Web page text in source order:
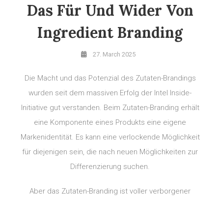
Das Für Und Wider Von
Ingredient Branding
27. March 2025
Die Macht und das Potenzial des Zutaten-Brandings
wurden seit dem massiven Erfolg der Intel Inside-
Initiative gut verstanden. Beim Zutaten-Branding erhält
eine Komponente eines Produkts eine eigene
Markenidentität. Es kann eine verlockende Möglichkeit
für diejenigen sein, die nach neuen Möglichkeiten zur
Differenzierung suchen.
Aber das Zutaten-Branding ist voller verborgener